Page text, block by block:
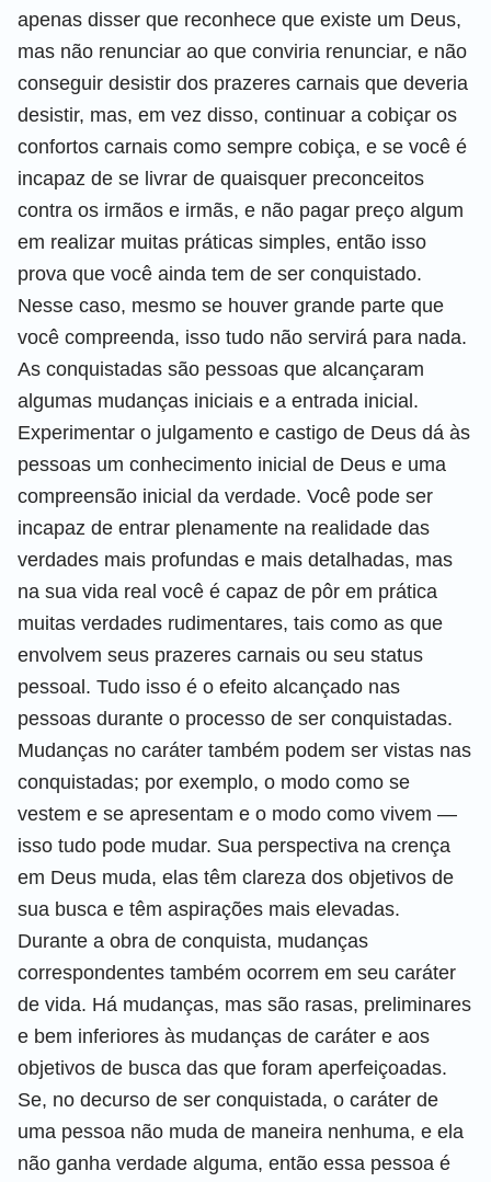
apenas disser que reconhece que existe um Deus,
mas não renunciar ao que conviria renunciar, e não
conseguir desistir dos prazeres carnais que deveria
desistir, mas, em vez disso, continuar a cobiçar os
confortos carnais como sempre cobiça, e se você é
incapaz de se livrar de quaisquer preconceitos
contra os irmãos e irmãs, e não pagar preço algum
em realizar muitas práticas simples, então isso
prova que você ainda tem de ser conquistado.
Nesse caso, mesmo se houver grande parte que
você compreenda, isso tudo não servirá para nada.
As conquistadas são pessoas que alcançaram
algumas mudanças iniciais e a entrada inicial.
Experimentar o julgamento e castigo de Deus dá às
pessoas um conhecimento inicial de Deus e uma
compreensão inicial da verdade. Você pode ser
incapaz de entrar plenamente na realidade das
verdades mais profundas e mais detalhadas, mas
na sua vida real você é capaz de pôr em prática
muitas verdades rudimentares, tais como as que
envolvem seus prazeres carnais ou seu status
pessoal. Tudo isso é o efeito alcançado nas
pessoas durante o processo de ser conquistadas.
Mudanças no caráter também podem ser vistas nas
conquistadas; por exemplo, o modo como se
vestem e se apresentam e o modo como vivem —
isso tudo pode mudar. Sua perspectiva na crença
em Deus muda, elas têm clareza dos objetivos de
sua busca e têm aspirações mais elevadas.
Durante a obra de conquista, mudanças
correspondentes também ocorrem em seu caráter
de vida. Há mudanças, mas são rasas, preliminares
e bem inferiores às mudanças de caráter e aos
objetivos de busca das que foram aperfeiçoadas.
Se, no decurso de ser conquistada, o caráter de
uma pessoa não muda de maneira nenhuma, e ela
não ganha verdade alguma, então essa pessoa é